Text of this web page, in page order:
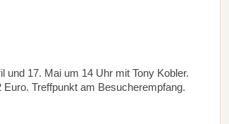
und 17. Mai um 14 Uhr mit Tony Kobler.
Treffpunkt am Besucherempfang.